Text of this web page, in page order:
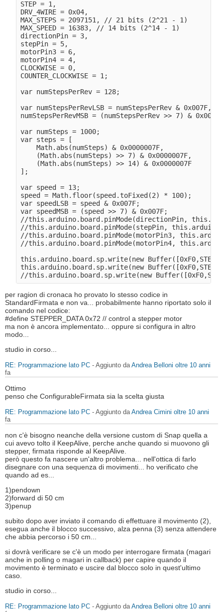
STEP = 1,
DRV_4WIRE = 0x04,
MAX_STEPS = 2097151, // 21 bits (2^21 - 1)
MAX_SPEED = 16383, // 14 bits (2^14 - 1)
directionPin = 3,
stepPin = 5,
motorPin3 = 6,
motorPin4 = 4,
CLOCKWISE = 0,
COUNTER_CLOCKWISE = 1;
var numStepsPerRev = 128;
var numStepsPerRevLSB = numStepsPerRev & 0x007F,
numStepsPerRevMSB = (numStepsPerRev >> 7) &
var numSteps = 1000;
var steps = [
    Math.abs(numSteps) & 0x0000007F,
    (Math.abs(numSteps) >> 7) & 0x0000007F,
    (Math.abs(numSteps) >> 14) & 0x0000007F
];
var speed = 13;
speed = Math.floor(speed.toFixed(2) * 100);
var speedLSB = speed & 0x007F;
var speedMSB = (speed >>
//this.arduino.board.pinMode(directionPin,
//this.arduino.board.pinMode(stepPin,
//this.arduino.board.pinMode(motorPin3,
//this.arduino.board.pinMode(motorPin4,
this.arduino.board.sp.write(new
this.arduino.board.sp.write(new
per ragion di cronaca ho provato lo stesso codice in
StandardFirmata e non va... probabilmente hanno riportato solo il
comando nel codice:
#define STEPPER_DATA 0x72 // control a stepper motor
ma non è ancora implementato... oppure si configura in altro
modo...
studio in corso...
RE: Programmazione lato PC - Aggiunto da Andrea Belloni oltre 10 anni
fa
Ottimo
penso che ConfigurableFirmata sia la scelta giusta
RE: Programmazione lato PC - Aggiunto da Andrea Cimini oltre 10 anni
fa
non c'è bisogno neanche della versione custom di Snap quella a
cui avevo tolto il KeepAlive, perche anche quando si muovono gli
stepper, firmata risponde al KeepAlive.
però questo fa nascere un'altro problema... nell'ottica di farlo
disegnare con una sequenza di movimenti... ho verificato che
quando ad es...
1)pendown
2)forward di 50 cm
3)penup
subito dopo aver inviato il comando di effettuare il movimento (2),
esegua anche il blocco successivo, alza penna (3) senza attendere
che abbia percorso i 50 cm...
si dovrà verificare se c'è un modo per interrogare firmata (magari
anche in polling o magari in callback) per capire quando il
movimento è terminato e uscire dal blocco solo in quest'ultimo
caso.
studio in corso...
RE: Programmazione lato PC - Aggiunto da Andrea Belloni oltre 10 anni